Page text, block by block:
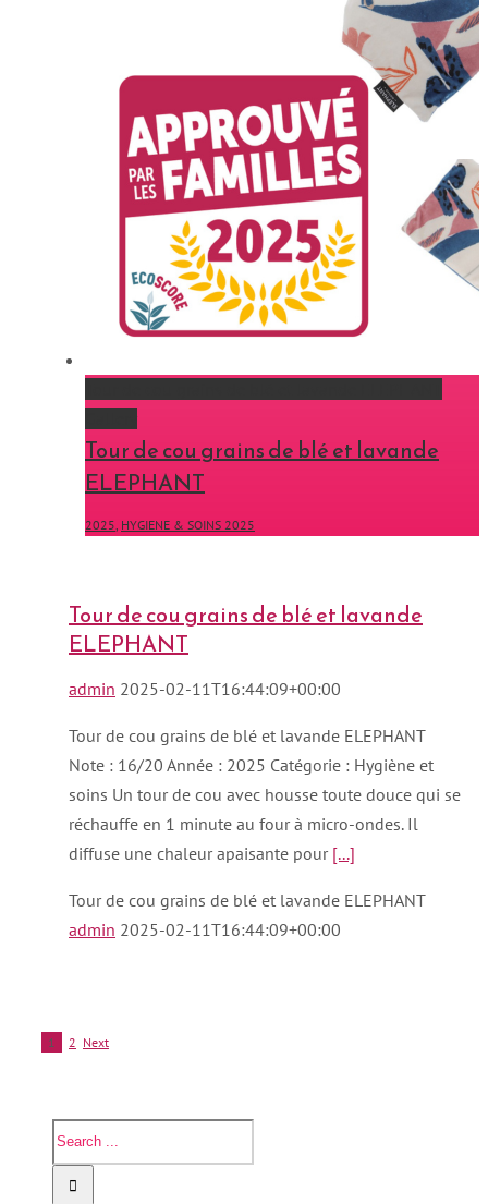
Tour de cou grains de blé et lavande
ELEPHANT
2025, HYGIENE & SOINS 2025
Tour de cou grains de blé et lavande
ELEPHANT
admin 2025-02-11T16:44:09+00:00
Tour de cou grains de blé et lavande ELEPHANT
Note : 16/20 Année : 2025 Catégorie : Hygiène et
soins Un tour de cou avec housse toute douce qui se
réchauffe en 1 minute au four à micro-ondes. Il
diffuse une chaleur apaisante pour [...]
Tour de cou grains de blé et lavande ELEPHANT
admin 2025-02-11T16:44:09+00:00
1 2 Next